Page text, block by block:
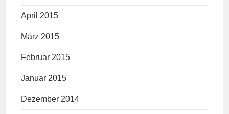
April 2015
März 2015
Februar 2015
Januar 2015
Dezember 2014